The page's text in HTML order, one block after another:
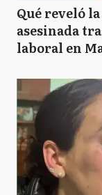
Qué reveló
asesinada
laboral en